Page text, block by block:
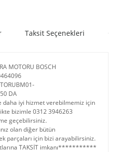
Taksit Seçenekleri
MOTORU BOSCH
DA
daha iyi hizmet verebilmemiz için
bizimle 0312 3946263
geçebilirsiniz.
olan diğer bütün
parçaları için bizi arayabilirsiniz.
TAKSİT imkanı***********